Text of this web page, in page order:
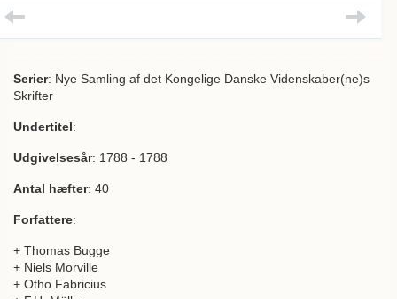
Serier: Nye Samling af det Kongelige Danske Videnskaber(ne)s
Skrifter
Undertitel:
Udgivelsesår: 1788 - 1788
Antal hæfter: 40
Forfattere:
+ Thomas Bugge
+ Niels Morville
+ Otho Fabricius